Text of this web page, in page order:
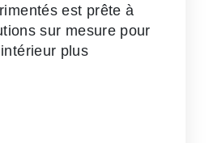
est prête à
sur mesure pour
plus